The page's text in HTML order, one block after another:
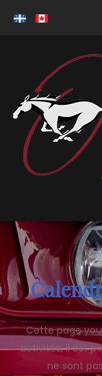
Cette page
activités, il est
ne sont